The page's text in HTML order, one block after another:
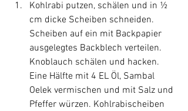
Kohlrabi putzen, schälen und in ½
cm dicke Scheiben schneiden.
Scheiben auf ein mit Backpapier
ausgelegtes Backblech verteilen.
Knoblauch schälen und hacken.
Eine Hälfte mit 4 EL Öl, Sambal
Oelek vermischen und mit Salz und
Pfeffer würzen. Kohlrabischeiben